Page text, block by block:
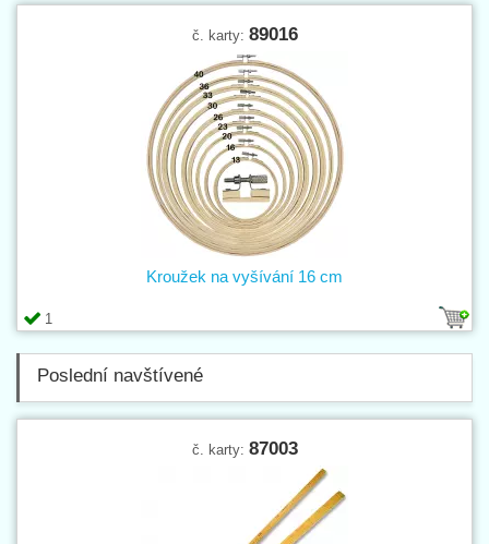
č. karty: 89016
1
Kroužek na vyšívání 16 cm
Poslední navštívené
č. karty: 87003